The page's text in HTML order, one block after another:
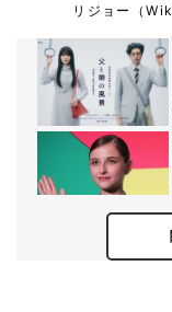
リジョー（